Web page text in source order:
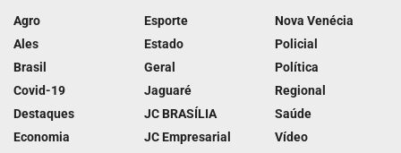
Agro
Ales
Brasil
Covid-19
Destaques
Economia
Esporte
Estado
Geral
Jaguaré
JC BRASÍLIA
JC Empresarial
Nova Venécia
Policial
Política
Regional
Saúde
Vídeo